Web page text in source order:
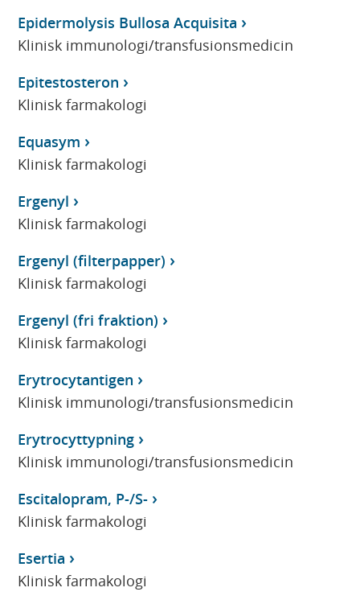
Epidermolysis Bullosa Acquisita
Klinisk immunologi/transfusionsmedicin
Epitestosteron
Klinisk farmakologi
Equasym
Klinisk farmakologi
Ergenyl
Klinisk farmakologi
Ergenyl (filterpapper)
Klinisk farmakologi
Ergenyl (fri fraktion)
Klinisk farmakologi
Erytrocytantigen
Klinisk immunologi/transfusionsmedicin
Erytrocyttypning
Klinisk immunologi/transfusionsmedicin
Escitalopram, P-/S-
Klinisk farmakologi
Esertia
Klinisk farmakologi